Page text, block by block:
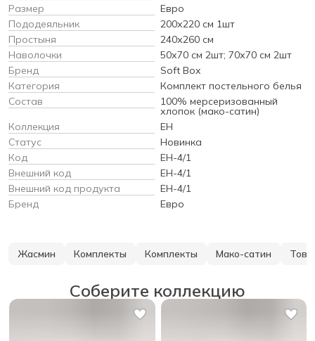
Размер
Евро
Пододеяльник
200х220 см 1шт
Простыня
240х260 см
Наволочки
50х70 см 2шт; 70х70 см 2шт
Бренд
Soft Box
Категория
Комплект постельного белья
Состав
100% мерсеризованный
хлопок (мако-сатин)
Коллекция
EH
Статус
Новинка
Код
EH-4/1
Внешний код
EH-4/1
Внешний код продукта
EH-4/1
Бренд
Евро
Жасмин Комплекты Комплекты Мако-сатин
Соберите коллекцию